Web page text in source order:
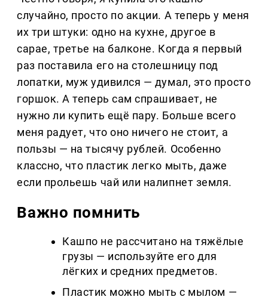
случайно, просто по акции. А теперь у меня
их три штуки: одно на кухне, другое в
сарае, третье на балконе. Когда я первый
раз поставила его на столешницу под
лопатки, муж удивился — думал, это просто
горшок. А теперь сам спрашивает, не
нужно ли купить ещё пару. Больше всего
меня радует, что оно ничего не стоит, а
пользы — на тысячу рублей. Особенно
классно, что пластик легко мыть, даже
если прольешь чай или налипнет земля.
Важно помнить
Кашпо не рассчитано на тяжёлые
грузы — используйте его для
лёгких и средних предметов.
Пластик можно мыть с мылом —